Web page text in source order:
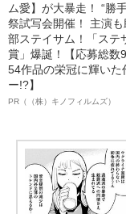
ム愛】が大暴走！ “勝
祭試写会開催！ 主演
部ステイサム！「ステ
賞」爆誕！【応募総数
54作品の栄冠に輝いた
ー!?】
PR（（株）キノフィルムズ）